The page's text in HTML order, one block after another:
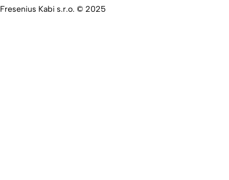
Fresenius Kabi s.r.o. © 2025